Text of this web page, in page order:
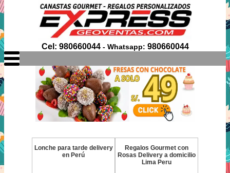
Cel: 980660044- Whatsapp: 980660044
Lonche para tarde delivery
en Perú
Regalos Gourmet con
Rosas Delivery a domicilio
Lima Peru